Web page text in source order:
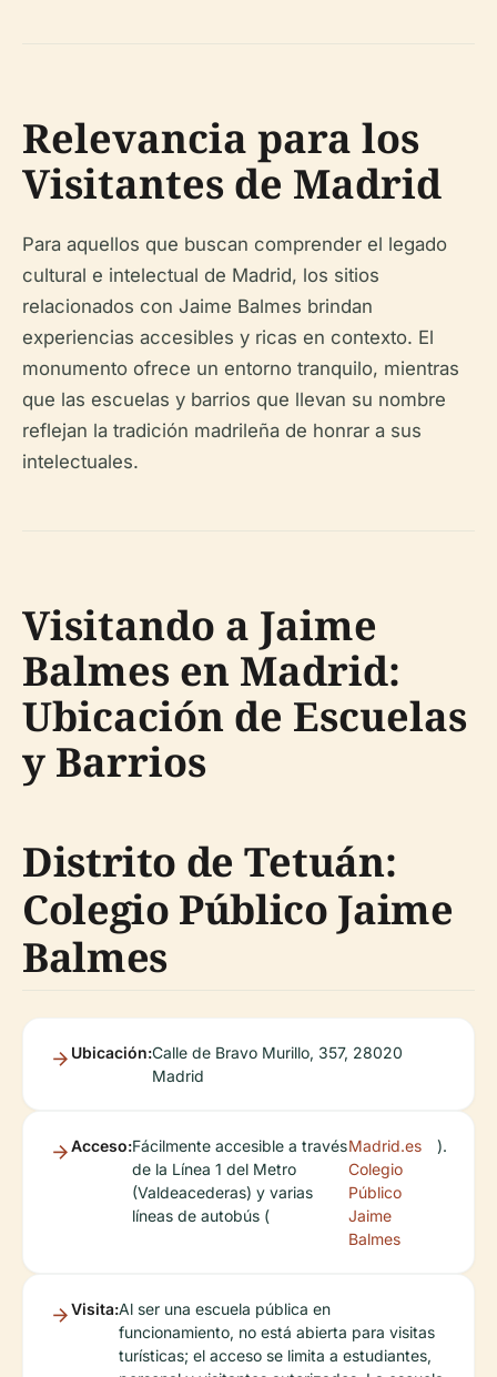
Relevancia para los
Visitantes de Madrid
Para aquellos que buscan comprender el legado
cultural e intelectual de Madrid, los sitios
relacionados con Jaime Balmes brindan
experiencias accesibles y ricas en contexto. El
monumento ofrece un entorno tranquilo, mientras
que las escuelas y barrios que llevan su nombre
reflejan la tradición madrileña de honrar a sus
intelectuales.
Visitando a Jaime
Balmes en Madrid:
Ubicación de Escuelas
y Barrios
Distrito de Tetuán:
Colegio Público Jaime
Balmes
Ubicación:Calle de Bravo Murillo, 357, 28020
Madrid
Acceso:Fácilmente accesible a través
de la Línea 1 del Metro
(Valdeacederas) y varias
líneas de autobús (
Madrid.es
Colegio
Público
Jaime
Balmes
).
Visita:Al ser una escuela pública en
funcionamiento, no está abierta para visitas
turísticas; el acceso se limita a estudiantes,